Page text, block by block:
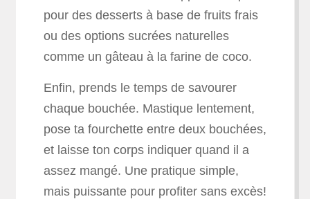
pour des desserts à base de fruits frais
ou des options sucrées naturelles
comme un gâteau à la farine de coco.
Enfin, prends le temps de savourer
chaque bouchée. Mastique lentement,
pose ta fourchette entre deux bouchées,
et laisse ton corps indiquer quand il a
assez mangé. Une pratique simple,
mais puissante pour profiter sans excès!